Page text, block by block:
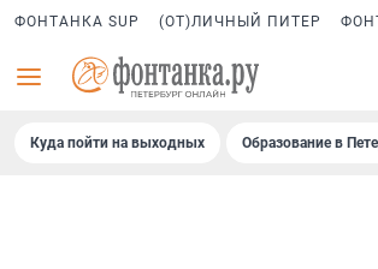
ФОНТАНКА SUP (ОТ)ЛИЧНЫЙ ПИТЕР
Куда пойти на выходных Образование в